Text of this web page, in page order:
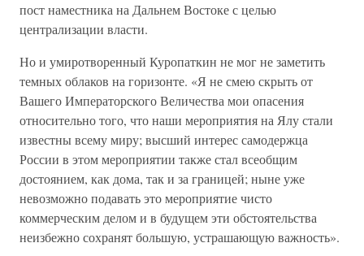
пост наместника на Дальнем Востоке с целью
централизации власти.
Но и умиротворенный Куропаткин не мог не заметить
темных облаков на горизонте. «Я не смею скрыть от
Вашего Императорского Величества мои опасения
относительно того, что наши мероприятия на Ялу стали
известны всему миру; высший интерес самодержца
России в этом мероприятии также стал всеобщим
достоянием, как дома, так и за границей; ныне уже
невозможно подавать это мероприятие чисто
коммерческим делом и в будущем эти обстоятельства
неизбежно сохранят большую, устрашающую важность».